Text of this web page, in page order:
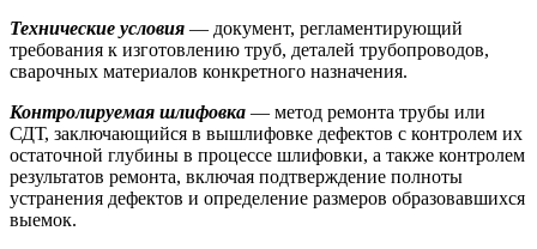
Технические условия — документ, регламентирующий
требования к изготовлению труб, деталей трубопроводов,
сварочных материалов конкретного назначения.
Контролируемая шлифовка — метод ремонта трубы или
СДТ, заключающийся в вышлифовке дефектов с контролем их
остаточной глубины в процессе шлифовки, а также контролем
результатов ремонта, включая подтверждение полноты
устранения дефектов и определение размеров образовавшихся
выемок.